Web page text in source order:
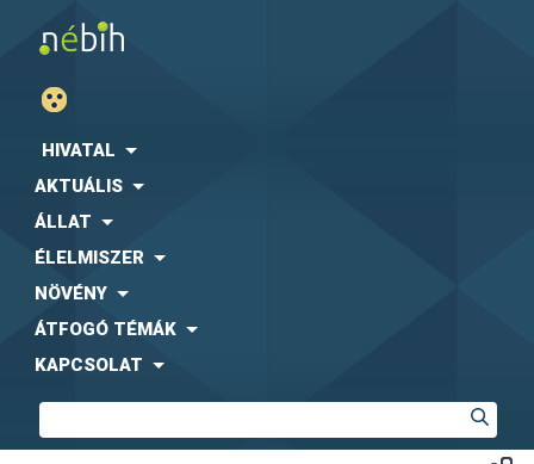
HIVATAL
AKTUÁLIS
ÁLLAT
ÉLELMISZER
NÖVÉNY
ÁTFOGÓ TÉMÁK
KAPCSOLAT